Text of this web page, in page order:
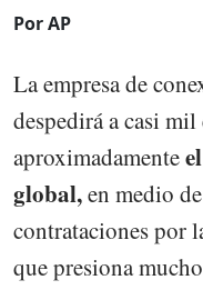
Por AP
La empresa de
despedirá a casi mil
aproximadamente
global,en medio
contrataciones por
que presiona